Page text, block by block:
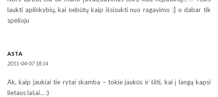
laukti aplinkybių, kai nebūtų kaip išsisukti nuo ragavimo :] o dabar tik
spėlioju
ASTA
2011-04-07 18:14
Ak, kaip jaukiai tie rytai skamba – tokie jaukūs ir šilti, kai į langą kapsi
lietaus lašai… :)